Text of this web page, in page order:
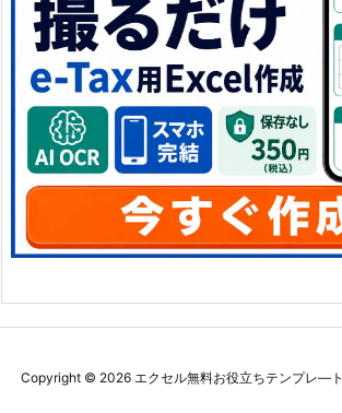
Copyright © 2026 エクセル無料お役立ちテンプレ―ト